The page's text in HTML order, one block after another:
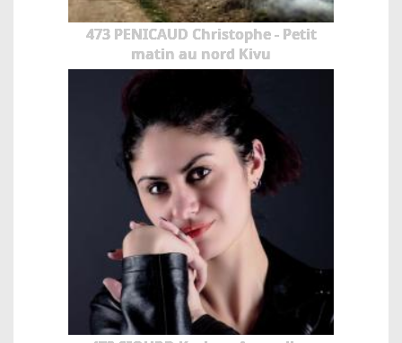
473 PENICAUD Christophe - Petit
matin au nord Kivu